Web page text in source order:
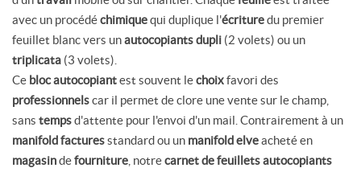
avec un procédéchimiquequi duplique l'écrituredu premier
feuillet blanc vers unautocopiants dupli (2 volets) ou un
triplicata (3 volets).
Ce bloc autocopiantest souvent lechoixfavori des
professionnelscar il permet de clore une vente sur le champ,
sans tempsd'attente pour l'envoi d'un mail. Contrairement à un
manifold facturesstandard ou un manifold elveacheté en
magasindefourniture , notrecarnet de feuillets autocopiants